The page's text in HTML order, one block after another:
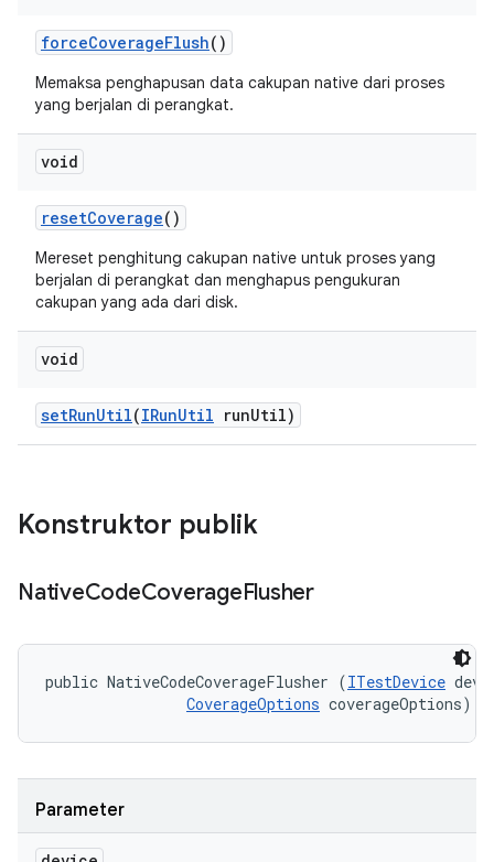
forceCoverageFlush()
Memaksa penghapusan data cakupan native dari proses
yang berjalan di perangkat.
void
resetCoverage()
Mereset penghitung cakupan native untuk proses yang
berjalan di perangkat dan menghapus pengukuran
cakupan yang ada dari disk.
void
setRunUtil(IRunUtil runUtil)
Konstruktor publik
NativeCodeCoverageFlusher
public NativeCodeCoverageFlusher (ITestDevice
CoverageOptions coverageOptions)
Parameter